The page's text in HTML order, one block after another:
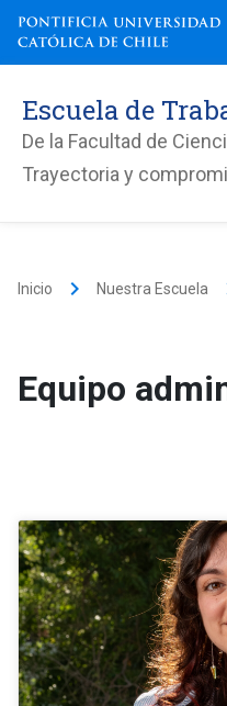
Escuela de
De la Facultad de
Trayectoria y
Inicio keyboard_arrow_right Nuestra Escuela
Equipo